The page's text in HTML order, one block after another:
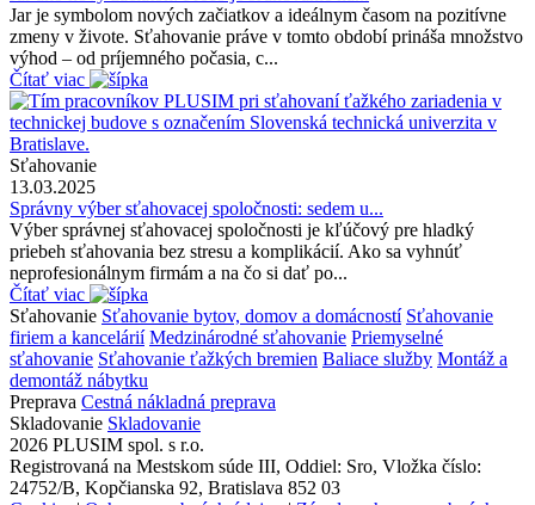
Jar je symbolom nových začiatkov a ideálnym časom na pozitívne
zmeny v živote. Sťahovanie práve v tomto období prináša množstvo
výhod – od príjemného počasia, c...
Čítať viac
Sťahovanie
13.03.2025
Správny výber sťahovacej spoločnosti: sedem u...
Výber správnej sťahovacej spoločnosti je kľúčový pre hladký
priebeh sťahovania bez stresu a komplikácií. Ako sa vyhnúť
neprofesionálnym firmám a na čo si dať po...
Čítať viac
Sťahovanie Sťahovanie bytov, domov a domácností Sťahovanie
firiem a kancelárií Medzinárodné sťahovanie Priemyselné
sťahovanie Sťahovanie ťažkých bremien Baliace služby Montáž a
demontáž nábytku
Preprava Cestná nákladná preprava
Skladovanie Skladovanie
2026 PLUSIM spol. s r.o.
Registrovaná na Mestskom súde III, Oddiel: Sro, Vložka číslo:
24752/B, Kopčianska 92, Bratislava 852 03